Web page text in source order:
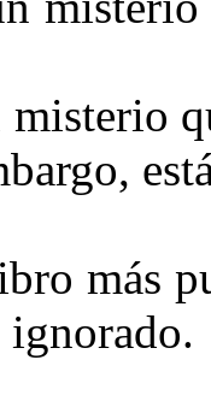
misterio
más
ignorado.